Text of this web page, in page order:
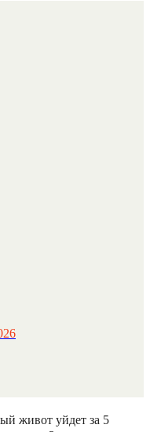
живот уйдет за 5